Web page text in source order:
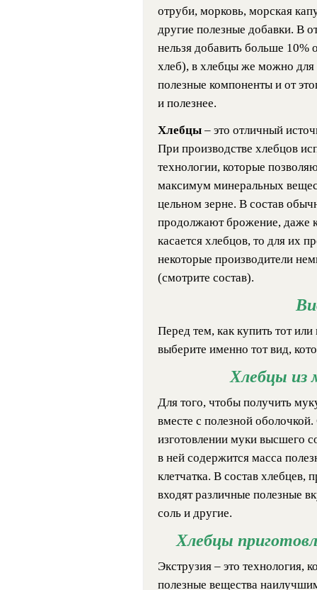
отруби, морковь, морская
другие полезные добавки. В
нельзя добавить больше 10%
хлеб), в хлебцы же можно для
полезные компоненты и от
и полезнее.
Хлебцы– это отличный
При производстве хлебцов
технологии, которые
максимум минеральных
цельном зерне. В состав
продолжают брожение, даже
касается хлебцов, то для их
некоторые производители
(смотрите состав).
Перед тем, как купить тот
выберите именно тот вид,
Хлебцы из
Для того, чтобы получить
вместе с полезной
изготовлении муки высшего
в ней содержится масса
клетчатка. В состав хлебцев,
входят различные полезные
соль и другие.
Хлебцы
Экструзия – это технология,
полезные вещества